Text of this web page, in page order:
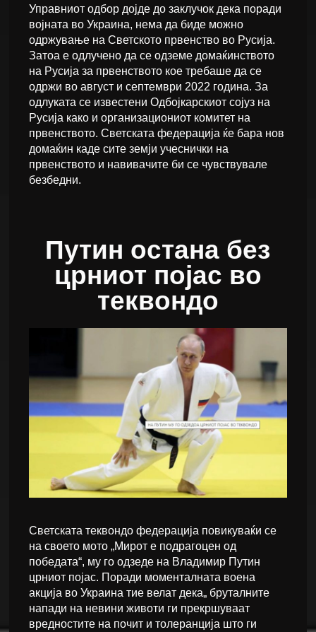
Управниот одбор дојде до заклучок дека поради
војната во Украина, нема да биде можно
одржување на Светското првенство во Русија.
Затоа е одлучено да се одземе домаќинството
на Русија за првенството кое требаше да се
одржи во август и септември 2022 година. За
одлуката се известени Одбојкарскиот сојуз на
Русија како и организациониот комитет на
првенството. Светската федерација ќе бара нов
домаќин каде сите земји учеснички на
првенството и навивачите би се чувствувале
безбедни.
Путин остана без
црниот појас во
теквондо
Светската теквондо федерација повикуваќи се
на своето мото „Мирот е подрагоцен од
победата“, му го одзеде на Владимир Путин
црниот појас. Поради моменталната воена
акција во Украина тие велат дека„ бруталните
напади на невини животи ги прекршуваат
вредностите на почит и толеранција што ги